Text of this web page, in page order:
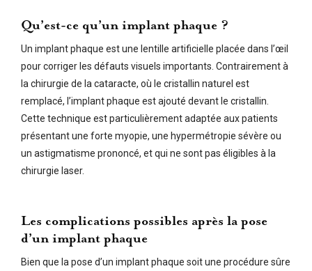
Qu’est-ce qu’un implant phaque ?
Un implant phaque est une lentille artificielle placée dans l’œil
pour corriger les défauts visuels importants. Contrairement à
la chirurgie de la cataracte, où le cristallin naturel est
remplacé, l’implant phaque est ajouté devant le cristallin.
Cette technique est particulièrement adaptée aux patients
présentant une forte myopie, une hypermétropie sévère ou
un astigmatisme prononcé, et qui ne sont pas éligibles à la
chirurgie laser.
Les complications possibles après la pose
d’un implant phaque
Bien que la pose d’un implant phaque soit une procédure sûre